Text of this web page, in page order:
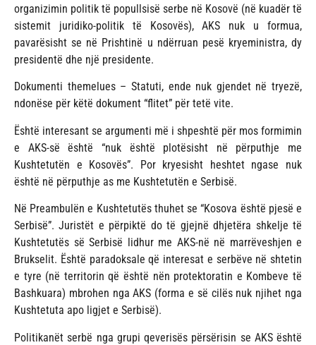
organizimin politik të popullsisë serbe në Kosovë (në kuadër të
sistemit juridiko-politik të Kosovës), AKS nuk u formua,
pavarësisht se në Prishtinë u ndërruan pesë kryeministra, dy
presidentë dhe një presidente.
Dokumenti themelues – Statuti, ende nuk gjendet në tryezë,
ndonëse për këtë dokument “flitet” për tetë vite.
Është interesant se argumenti më i shpeshtë për mos formimin
e AKS-së është “nuk është plotësisht në përputhje me
Kushtetutën e Kosovës”. Por kryesisht heshtet ngase nuk
është në përputhje as me Kushtetutën e Serbisë.
Në Preambulën e Kushtetutës thuhet se “Kosova është pjesë e
Serbisë”. Juristët e përpiktë do të gjejnë dhjetëra shkelje të
Kushtetutës së Serbisë lidhur me AKS-në në marrëveshjen e
Brukselit. Është paradoksale që interesat e serbëve në shtetin
e tyre (në territorin që është nën protektoratin e Kombeve të
Bashkuara) mbrohen nga AKS (forma e së cilës nuk njihet nga
Kushtetuta apo ligjet e Serbisë).
Politikanët serbë nga grupi qeverisës përsërisin se AKS është